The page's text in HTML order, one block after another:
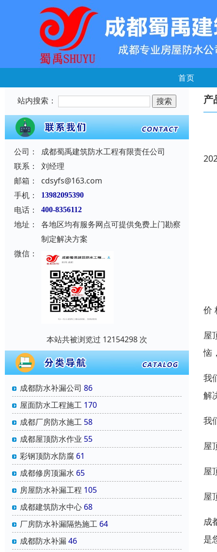
首页
站内搜索：
公司：
成都蜀禹建筑防水工程有限责任公司
联系：
刘经理
邮箱：
cdsyfs@163.com
手机：
13982095390
电话： 400-8356112
地址：
各地区均有服务网点可提供免费上门勘察
制定解决方案
微信：
本站共被浏览过 12154298 次
成都防水补漏公司 86
屋面防水工程施工 170
成都厂房防水施工 58
成都屋顶防水作业 55
彩钢顶防水防腐 61
成都修房顶漏水 65
房屋防水补漏工程 105
成都建筑防水中心 68
厂房防水补漏隔热施工 64
成都防水补漏46
产
价
屋
恼
我
解
我
屋
屋
屋
成
是